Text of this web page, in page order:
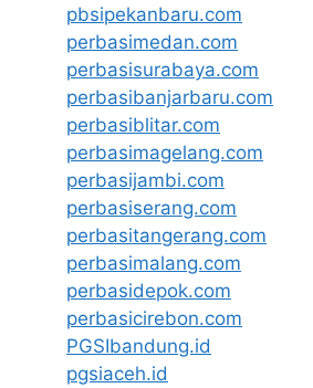
pbsipekanbaru.com
perbasimedan.com
perbasisurabaya.com
perbasibanjarbaru.com
perbasiblitar.com
perbasimagelang.com
perbasijambi.com
perbasiserang.com
perbasitangerang.com
perbasimalang.com
perbasidepok.com
perbasicirebon.com
PGSIbandung.id
pgsiaceh.id